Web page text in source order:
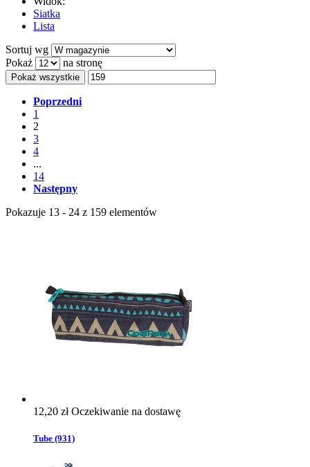
Siatka
Lista
Sortuj wg
Pokaż
na stronę
Pokaż wszystkie
Poprzedni
1
2
3
4
...
14
Następny
Pokazuje 13 - 24 z 159 elementów
12,20 złOczekiwanie na dostawę
Tube (931)